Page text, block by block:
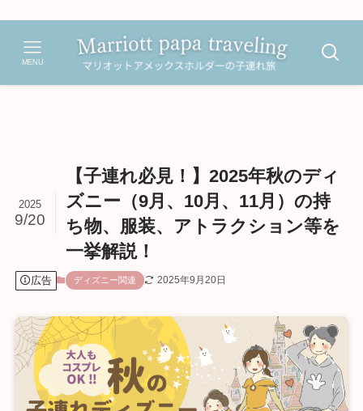
MENU
【子連れ必見！】2025年秋のディ
ズニー（9月、10月、11月）の持
ち物、服装、アトラクション等を
一挙解説！
2025
9/20
広告 ディズニー関連 2025年9月20日